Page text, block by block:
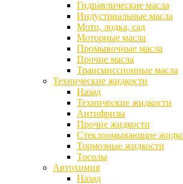
Гидравлические масла
Индустриальные масла
Мото, лодка, сад
Моторные масла
Промывочные масла
Прочие масла
Трансмиссионные масла
Технические жидкости
Назад
Технические жидкости
Антифризы
Прочие жидкости
Стеклоомывающие
Тормозные жидкости
Тосолы
Автохимия
Назад